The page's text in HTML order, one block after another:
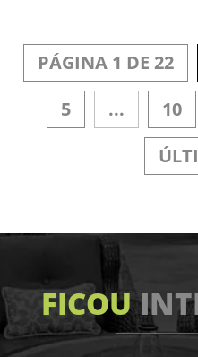
PÁGINA 1 DE 22
5
... 10
FICOU